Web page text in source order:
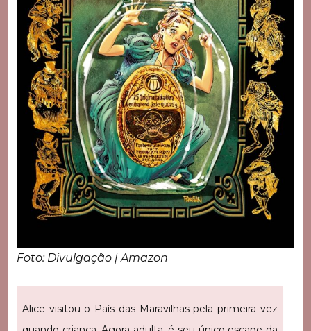
Foto: Divulgação | Amazon
Alice visitou o País das Maravilhas pela primeira vez